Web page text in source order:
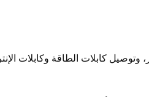
وتوصيل كابلات الطاقة وكابلات